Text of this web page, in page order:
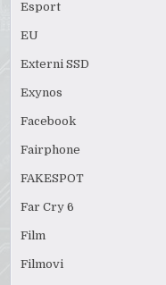
Esport
EU
Externi SSD
Exynos
Facebook
Fairphone
FAKESPOT
Far Cry 6
Film
Filmovi